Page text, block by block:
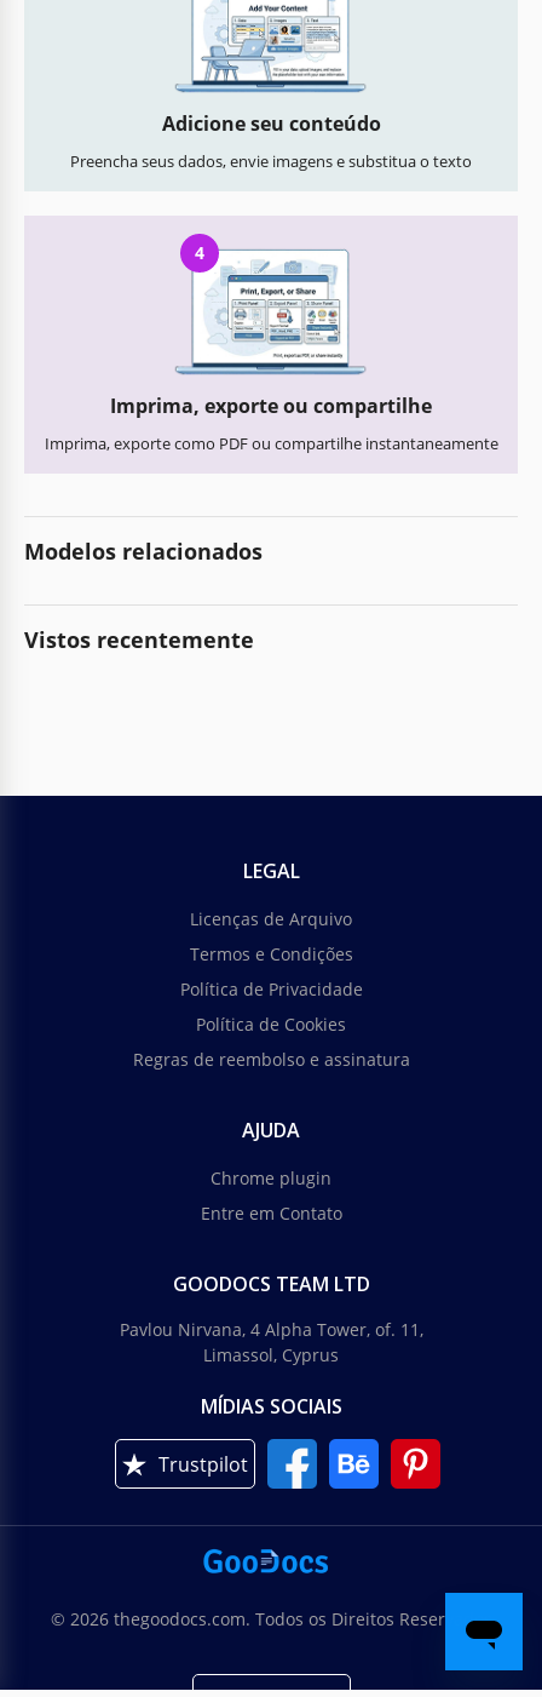
Adicione seu conteúdo
Preencha seus dados, envie imagens e substitua o texto
4
Imprima, exporte ou compartilhe
Imprima, exporte como PDF ou compartilhe instantaneamente
Modelos relacionados
Vistos recentemente
LEGAL
Licenças de Arquivo
Termos e Condições
Política de Privacidade
Política de Cookies
Regras de reembolso e assinatura
AJUDA
Chrome plugin
Entre em Contato
GOODOCS TEAM LTD
Pavlou Nirvana, 4 Alpha Tower, of. 11,
Limassol, Cyprus
MÍDIAS SOCIAIS
Trustpilot
© 2026 thegoodocs.com. Todos os Direitos Reservados